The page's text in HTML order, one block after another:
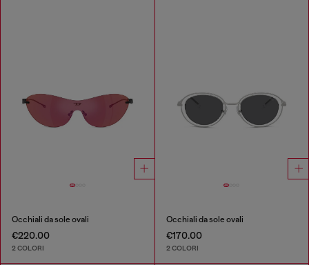
Occhiali da sole ovali
€220.00
2 COLORI
Occhiali da sole ovali
€170.00
2 COLORI